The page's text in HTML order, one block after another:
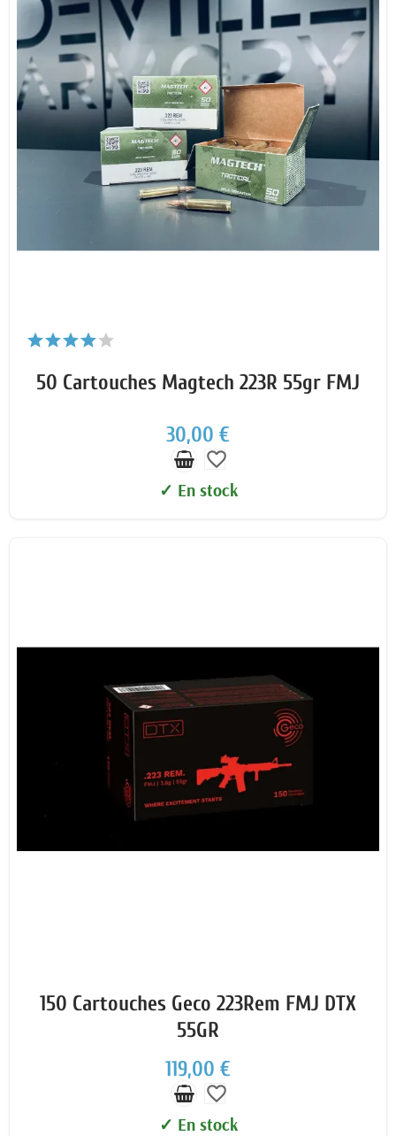
50 Cartouches Magtech 223R 55gr FMJ
30,00 €
favorite_border
✓ En stock
150 Cartouches Geco 223Rem FMJ DTX
55GR
119,00 €
favorite_border
✓ En stock